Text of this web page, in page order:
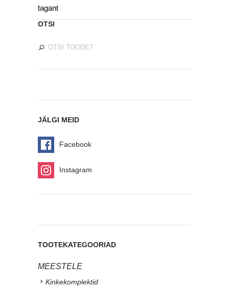
tagant
OTSI
JÄLGI MEID
Facebook
Instagram
TOOTEKATEGOORIAD
MEESTELE
Kinkekomplektid